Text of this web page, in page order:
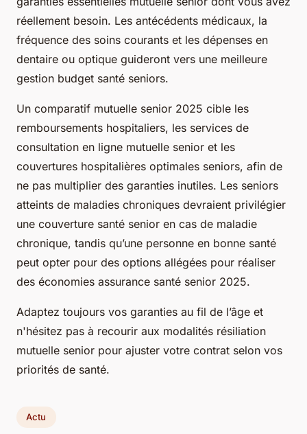
réellement besoin. Les antécédents médicaux, la
fréquence des soins courants et les dépenses en
dentaire ou optique guideront vers une meilleure
gestion budget santé seniors.
Un comparatif mutuelle senior 2025 cible les
remboursements hospitaliers, les services de
consultation en ligne mutuelle senior et les
couvertures hospitalières optimales seniors, afin de
ne pas multiplier des garanties inutiles. Les seniors
atteints de maladies chroniques devraient privilégier
une couverture santé senior en cas de maladie
chronique, tandis qu’une personne en bonne santé
peut opter pour des options allégées pour réaliser
des économies assurance santé senior 2025.
Adaptez toujours vos garanties au fil de l’âge et
n'hésitez pas à recourir aux modalités résiliation
mutuelle senior pour ajuster votre contrat selon vos
priorités de santé.
Actu